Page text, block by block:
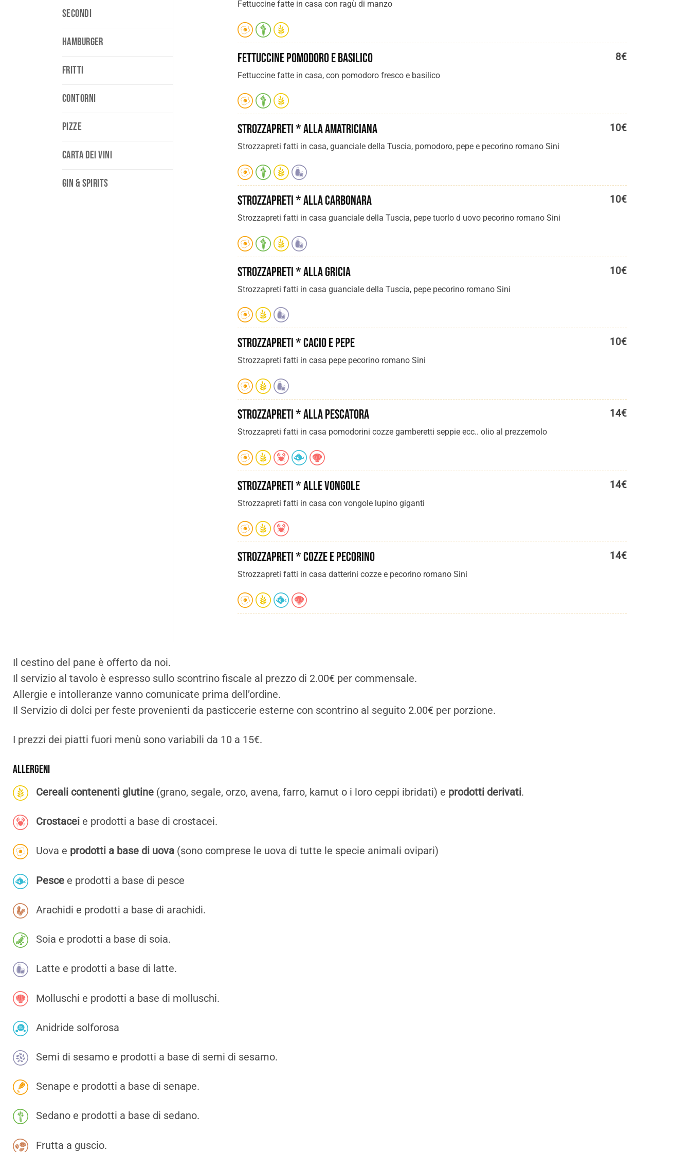
SECONDI
HAMBURGER
FRITTI
CONTORNI
PIZZE
CARTA DEI VINI
GIN & SPIRITS
Fettuccine fatte in casa con ragù di manzo
Fettuccine pomodoro e basilico
Fettuccine fatte in casa, con pomodoro fresco e basilico
8€
Strozzapreti * alla Amatriciana
Strozzapreti fatti in casa, guanciale della Tuscia, pomodoro, pepe e pecorino romano Sini
10€
Strozzapreti * alla Carbonara
Strozzapreti fatti in casa guanciale della Tuscia, pepe tuorlo d uovo pecorino romano Sini
10€
Strozzapreti * alla Gricia
Strozzapreti fatti in casa guanciale della Tuscia, pepe pecorino romano Sini
10€
Strozzapreti * Cacio e Pepe
Strozzapreti fatti in casa pepe pecorino romano Sini
10€
Strozzapreti * alla Pescatora
Strozzapreti fatti in casa pomodorini cozze gamberetti seppie ecc.. olio al prezzemolo
14€
Strozzapreti * alle vongole
Strozzapreti fatti in casa con vongole lupino giganti
14€
Strozzapreti * cozze e pecorino
Strozzapreti fatti in casa datterini cozze e pecorino romano Sini
14€
Il cestino del pane è offerto da noi.
Il servizio al tavolo è espresso sullo scontrino fiscale al prezzo di 2.00€ per commensale.
Allergie e intolleranze vanno comunicate prima dell’ordine.
Il Servizio di dolci per feste provenienti da pasticcerie esterne con scontrino al seguito 2.00€ per porzione.
I prezzi dei piatti fuori menù sono variabili da 10 a 15€.
Allergeni
Cereali contenenti glutine (grano, segale, orzo, avena, farro, kamut o i loro ceppi ibridati) e prodotti derivati.
Crostacei e prodotti a base di crostacei.
Uova e prodotti a base di uova (sono comprese le uova di tutte le specie animali ovipari)
Pesce e prodotti a base di pesce
Arachidi e prodotti a base di arachidi.
Soia e prodotti a base di soia.
Latte e prodotti a base di latte.
Molluschi e prodotti a base di molluschi.
Anidride solforosa
Semi di sesamo e prodotti a base di semi di sesamo.
Senape e prodotti a base di senape.
Sedano e prodotti a base di sedano.
Frutta a guscio.